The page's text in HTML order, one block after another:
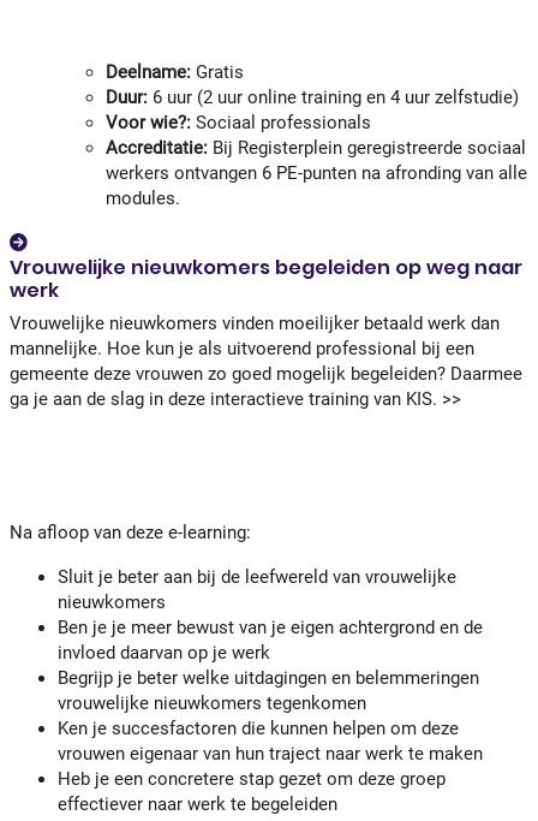
Deelname: Gratis
Duur: 6 uur (2 uur online training en 4 uur zelfstudie)
Voor wie?: Sociaal professionals
Accreditatie: Bij Registerplein geregistreerde sociaal
werkers ontvangen 6 PE-punten na afronding van alle
modules.
Vrouwelijke nieuwkomers begeleiden op weg naar
werk
Vrouwelijke nieuwkomers vinden moeilijker betaald werk dan
mannelijke. Hoe kun je als uitvoerend professional bij een
gemeente deze vrouwen zo goed mogelijk begeleiden? Daarmee
ga je aan de slag in deze interactieve training van KIS. >>
Na afloop van deze e-learning:
Sluit je beter aan bij de leefwereld van vrouwelijke
nieuwkomers
Ben je je meer bewust van je eigen achtergrond en de
invloed daarvan op je werk
Begrijp je beter welke uitdagingen en belemmeringen
vrouwelijke nieuwkomers tegenkomen
Ken je succesfactoren die kunnen helpen om deze
vrouwen eigenaar van hun traject naar werk te maken
Heb je een concretere stap gezet om deze groep
effectiever naar werk te begeleiden